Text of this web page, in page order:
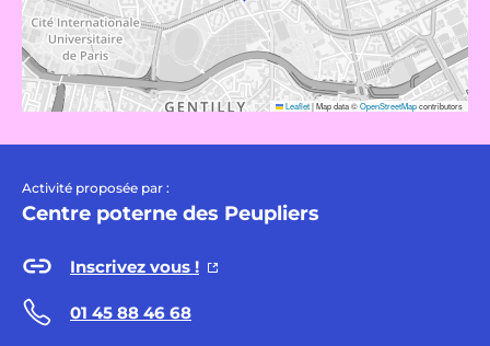
Leaflet|Map data ©OpenStreetMapcontributors
Activité proposée par :
Centre poterne des Peupliers
Inscrivez vous !
01 45 88 46 68